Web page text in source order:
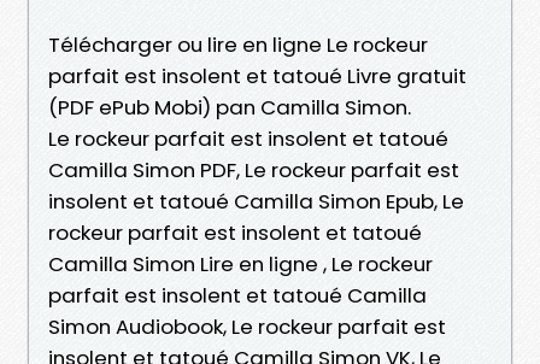
Télécharger ou lire en ligne Le rockeur
parfait est insolent et tatoué Livre gratuit
(PDF ePub Mobi) pan Camilla Simon.
Le rockeur parfait est insolent et tatoué
Camilla Simon PDF, Le rockeur parfait est
insolent et tatoué Camilla Simon Epub, Le
rockeur parfait est insolent et tatoué
Camilla Simon Lire en ligne , Le rockeur
parfait est insolent et tatoué Camilla
Simon Audiobook, Le rockeur parfait est
insolent et tatoué Camilla Simon VK, Le